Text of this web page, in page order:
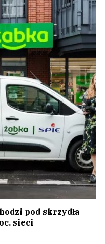
pod skrzydła
sieci